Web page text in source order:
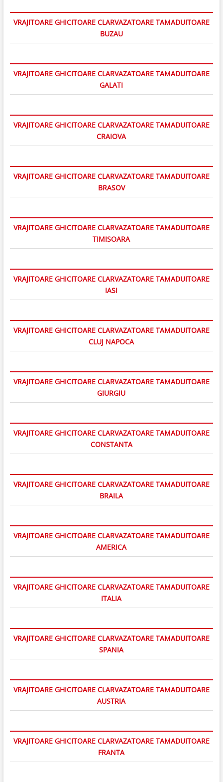
VRAJITOARE GHICITOARE CLARVAZATOARE TAMADUITOARE
BUZAU
VRAJITOARE GHICITOARE CLARVAZATOARE TAMADUITOARE
GALATI
VRAJITOARE GHICITOARE CLARVAZATOARE TAMADUITOARE
CRAIOVA
VRAJITOARE GHICITOARE CLARVAZATOARE TAMADUITOARE
BRASOV
VRAJITOARE GHICITOARE CLARVAZATOARE TAMADUITOARE
TIMISOARA
VRAJITOARE GHICITOARE CLARVAZATOARE TAMADUITOARE
IASI
VRAJITOARE GHICITOARE CLARVAZATOARE TAMADUITOARE
CLUJ NAPOCA
VRAJITOARE GHICITOARE CLARVAZATOARE TAMADUITOARE
GIURGIU
VRAJITOARE GHICITOARE CLARVAZATOARE TAMADUITOARE
CONSTANTA
VRAJITOARE GHICITOARE CLARVAZATOARE TAMADUITOARE
BRAILA
VRAJITOARE GHICITOARE CLARVAZATOARE TAMADUITOARE
AMERICA
VRAJITOARE GHICITOARE CLARVAZATOARE TAMADUITOARE
ITALIA
VRAJITOARE GHICITOARE CLARVAZATOARE TAMADUITOARE
SPANIA
VRAJITOARE GHICITOARE CLARVAZATOARE TAMADUITOARE
AUSTRIA
VRAJITOARE GHICITOARE CLARVAZATOARE TAMADUITOARE
FRANTA